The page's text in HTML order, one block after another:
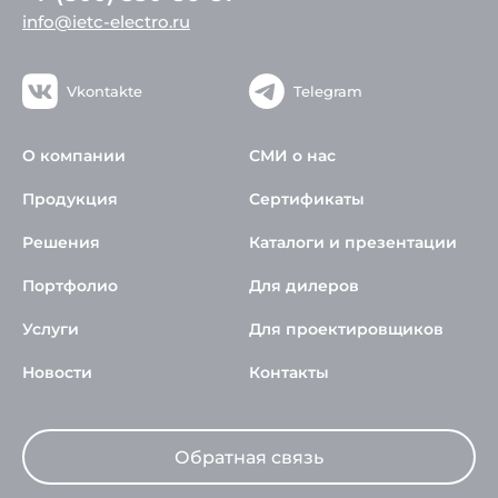
info@ietc-electro.ru
Vkontakte Telegram
О компании
Продукция
Решения
Портфолио
Услуги
Новости
СМИ о нас
Сертификаты
Каталоги и презентации
Для дилеров
Для проектировщиков
Контакты
Обратная связь